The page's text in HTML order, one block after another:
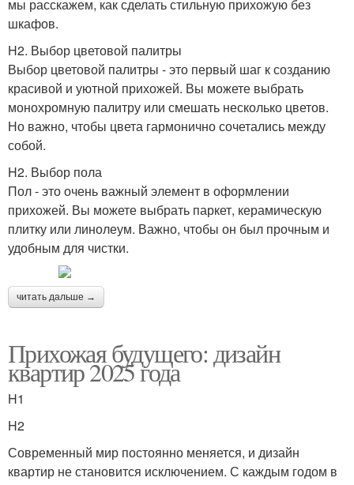
мы расскажем, как сделать стильную прихожую без
шкафов.
H2. Выбор цветовой палитры
Выбор цветовой палитры - это первый шаг к созданию
красивой и уютной прихожей. Вы можете выбрать
монохромную палитру или смешать несколько цветов.
Но важно, чтобы цвета гармонично сочетались между
собой.
H2. Выбор пола
Пол - это очень важный элемент в оформлении
прихожей. Вы можете выбрать паркет, керамическую
плитку или линолеум. Важно, чтобы он был прочным и
удобным для чистки.
читать дальше →
Прихожая будущего: дизайн
квартир 2025 года
H1
H2
Современный мир постоянно меняется, и дизайн
квартир не становится исключением. С каждым годом в